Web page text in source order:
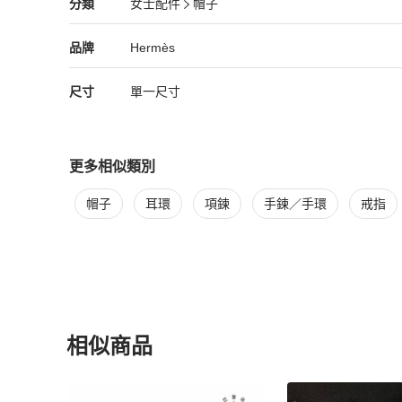
分類 女士配件
帽子
女士配件/帽子推薦
品牌
Hermès 精品女士配件
Hermès
Hermès 推薦清單
尺寸 單一尺寸
更多相似類別
更多Hermès女士配件 相似商品推薦
帽子 耳環 項鍊 手鍊／手環 戒指
相似商品